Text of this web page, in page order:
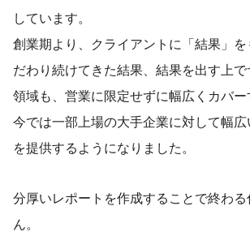
しています。
創業期より、クライアントに「結果」を
だわり続けてきた結果、結果を出す上
領域も、営業に限定せずに幅広くカバー
今では一部上場の大手企業に対して幅
を提供するようになりました。
分厚いレポートを作成することで終わ
ん。